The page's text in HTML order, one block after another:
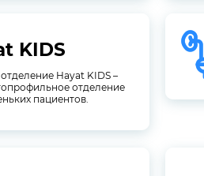
KIDS
Hayat KIDS –
отделение
пациентов.
KIDS
отделение
пациентов.